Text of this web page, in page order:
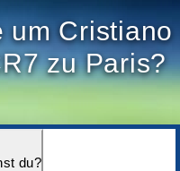
um Cristiano
zu Paris?
du?